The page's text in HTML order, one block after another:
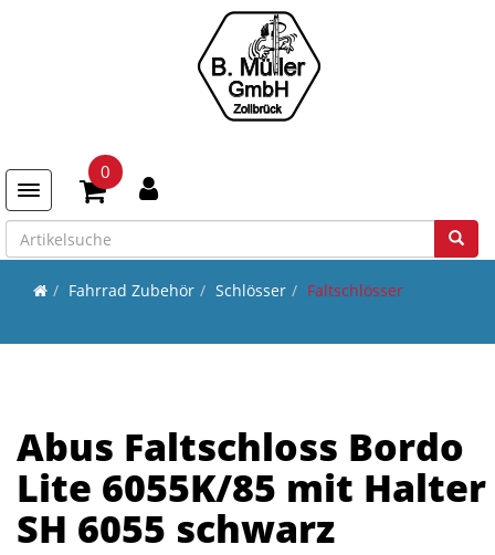
Toggle navigation
0
Fahrrad Zubehör Schlösser Faltschlösser
Abus Faltschloss Bordo
Lite 6055K/85 mit Halter
SH 6055 schwarz